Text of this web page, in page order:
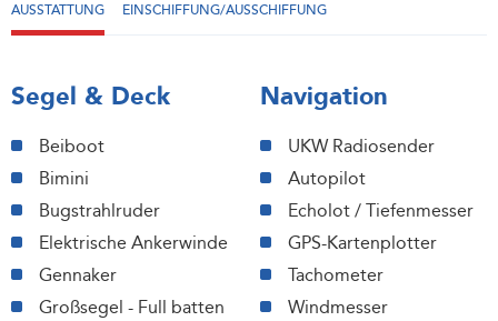
AUSSTATTUNG EINSCHIFFUNG/AUSSCHIFFUNG
Segel & Deck
Beiboot
Bimini
Bugstrahlruder
Elektrische Ankerwinde
Gennaker
Großsegel - Full batten
Navigation
UKW Radiosender
Autopilot
Echolot / Tiefenmesser
GPS-Kartenplotter
Tachometer
Windmesser